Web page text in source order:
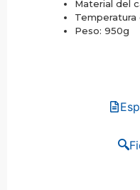
Material del
Temperatura
Peso: 950g